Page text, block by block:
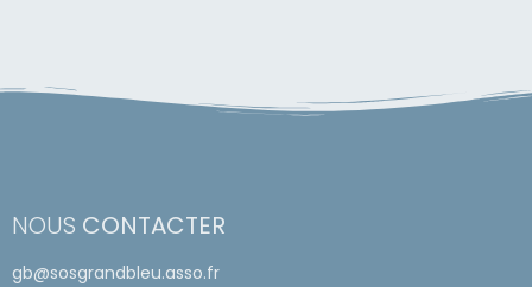
NOUS CONTACTER
gb@sosgrandbleu.asso.fr